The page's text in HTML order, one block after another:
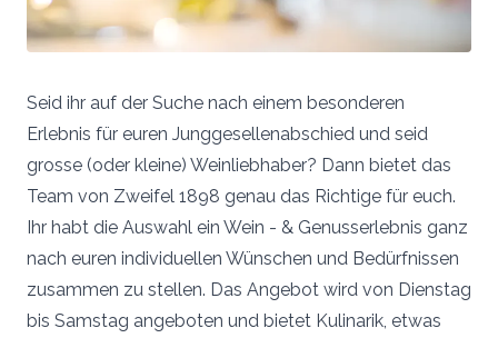
Seid ihr auf der Suche nach einem besonderen
Erlebnis für euren Junggesellenabschied und seid
grosse (oder kleine) Weinliebhaber? Dann bietet das
Team von Zweifel 1898 genau das Richtige für euch.
Ihr habt die Auswahl ein Wein - & Genusserlebnis ganz
nach euren individuellen Wünschen und Bedürfnissen
zusammen zu stellen. Das Angebot wird von Dienstag
bis Samstag angeboten und bietet Kulinarik, etwas